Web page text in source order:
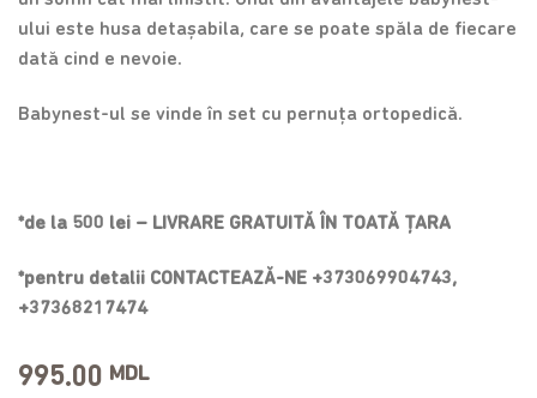
995.00 MDL
ului este husa detașabila, care se poate spăla de fiecare
dată cind e nevoie.
Babynest-ul se vinde în set cu pernuța ortopedică.
*de la 500 lei – LIVRARE GRATUITĂ ÎN TOATĂ ȚARA
*pentru detalii CONTACTEAZĂ-NE +373069904743,
+37368217474